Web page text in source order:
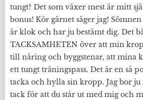
tungt? Det som växer mest är mitt
bonus! Kör gärnet säger jag!
är klok och har ju bestämt dig. Det
TACKSAMHETEN över att min
till näring och byggstenar, att mina
ett tungt träningspass. Det är en så
tacka och hylla sin kropp. Jag bor
tack för att du står ut med mig och